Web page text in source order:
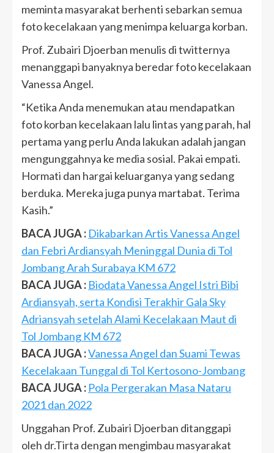
meminta masyarakat berhenti sebarkan semua
foto kecelakaan yang menimpa keluarga korban.
Prof. Zubairi Djoerban menulis di twitternya
menanggapi banyaknya beredar foto kecelakaan
Vanessa Angel.
“Ketika Anda menemukan atau mendapatkan
foto korban kecelakaan lalu lintas yang parah, hal
pertama yang perlu Anda lakukan adalah jangan
mengunggahnya ke media sosial. Pakai empati.
Hormati dan hargai keluarganya yang sedang
berduka. Mereka juga punya martabat. Terima
Kasih.”
BACA JUGA : Dikabarkan Artis Vanessa Angel
dan Febri Ardiansyah Meninggal Dunia di Tol
Jombang Arah Surabaya KM 672
BACA JUGA : Biodata Vanessa Angel Istri Bibi
Ardiansyah, serta Kondisi Terakhir Gala Sky
Adriansyah setelah Alami Kecelakaan Maut di
Tol Jombang KM 672
BACA JUGA :Vanessa Angel dan Suami Tewas
Kecelakaan Tunggal di Tol Kertosono-Jombang
BACA JUGA : Pola Pergerakan Masa Nataru
2021 dan 2022
Unggahan Prof. Zubairi Djoerban ditanggapi
oleh dr.Tirta dengan mengimbau masyarakat